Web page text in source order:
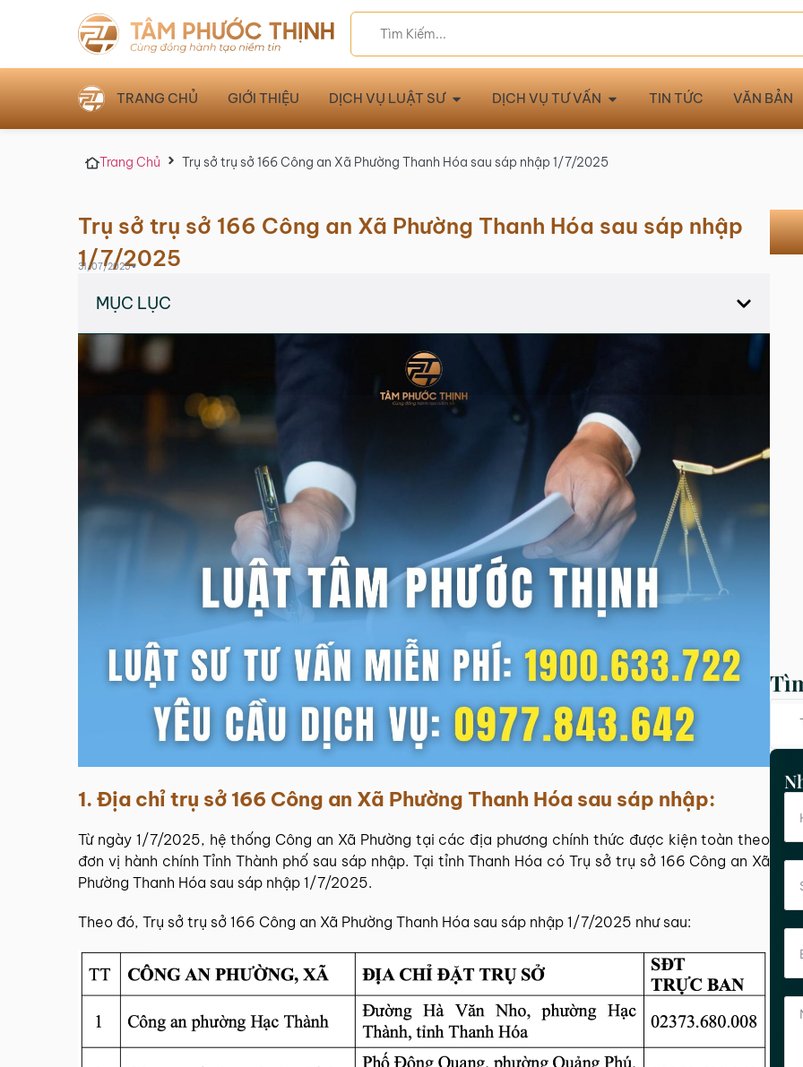
TRANG CHỦ GIỚI THIỆU DỊCH VỤ LUẬT SƯ DỊCH VỤ TƯ VẤN TIN TỨC VĂN BẢN
Trang Chủ Trụ sở trụ sở 166 Công an Xã Phường Thanh Hóa sau sáp nhập 1/7/2025
Trụ sở trụ sở 166 Công an Xã Phường Thanh Hóa sau sáp nhập
1/7/2025
31/07/2025•
MỤC LỤC
1. Địa chỉ trụ sở 166 Công an Xã Phường Thanh Hóa sau sáp nhập:
Từ ngày 1/7/2025, hệ thống Công an Xã Phường tại các địa phương chính thức được kiện toàn theo
đơn vị hành chính Tỉnh Thành phố sau sáp nhập. Tại tỉnh Thanh Hóa có Trụ sở trụ sở 166 Công an Xã
Phường Thanh Hóa sau sáp nhập 1/7/2025.
Theo đó, Trụ sở trụ sở 166 Công an Xã Phường Thanh Hóa sau sáp nhập 1/7/2025 như sau: